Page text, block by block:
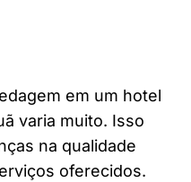
em um hotel
varia muito. Isso
na qualidade
oferecidos.